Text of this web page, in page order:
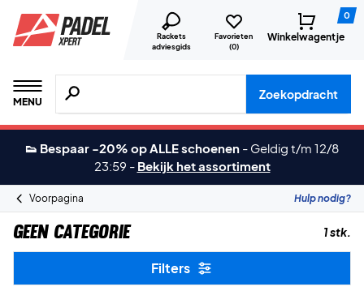
Rackets
adviesgids
Favorieten
(0)
0
Winkelwagentje
MENU
Zoeken naar producten, merken etc.
Zoekopdracht
👟 Bespaar -20% op ALLE schoenen - Geldig t/m 12/8
23:59 - Bekijk het assortiment
Voorpagina Hulp nodig?
Geen categorie 1 stk.
Filters